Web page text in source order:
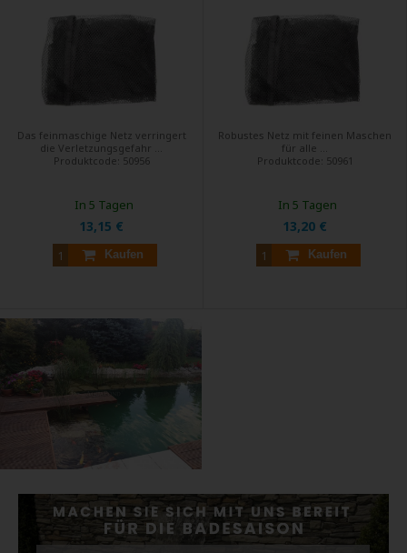
Das feinmaschige Netz verringert
die Verletzungsgefahr ...
Produktcode: 50956
13,15 €
Kaufen
In 5 Tagen
Robustes Netz mit feinen Maschen
für alle ...
Produktcode: 50961
13,20 €
Kaufen
In 5 Tagen